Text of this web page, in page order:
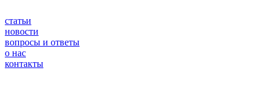
статьи
новости
вопросы и ответы
о нас
контакты